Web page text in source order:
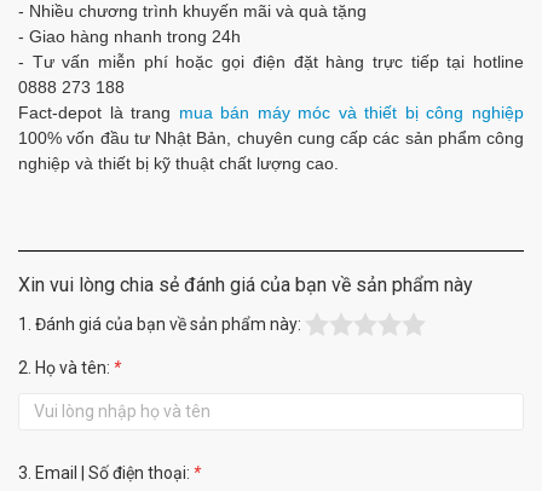
- Nhiều chương trình khuyến mãi và quà tặng
- Giao hàng nhanh trong 24h
- Tư vấn miễn phí hoặc gọi điện đặt hàng trực tiếp tại hotline
0888 273 188
Fact-depot là trang mua bán máy móc và thiết bị công nghiệp
100% vốn đầu tư Nhật Bản, chuyên cung cấp các sản phẩm công
nghiệp và thiết bị kỹ thuật chất lượng cao.
Xin vui lòng chia sẻ đánh giá của bạn về sản phẩm này
1. Đánh giá của bạn về sản phẩm này:
2. Họ và tên: *
3. Email | Số điện thoại: *